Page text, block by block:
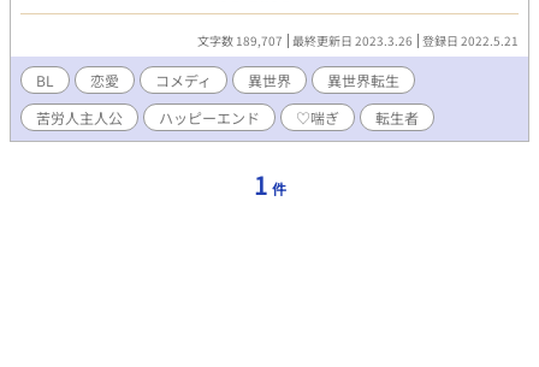
ルフレッドを諦め、王太子アーネストとの玉の輿ルートを選ぶこ
とに。 だけど、着々とアーネストとの距離を縮める僕の前に
唐突に現れたウィルフレッドは、僕にアーネストに近付くなと牽
制してきた。 うまく丸め込んだ僕だったけど、ウィルフレッド
が恋しているのは悪役令息レニオールだと知ってしまって……!?
僕、主人公だよね!?主人公なのに――――――!!!! ※前作『俺を
散々冷遇してた婚約者の王太子が断罪寸前で溺愛してきた話、聞
妊娠世界で、R18は保険です。
文字数 189,707 最終更新日 2023.3.26 登録日 2022.5.21
BL 恋愛 コメディ 異世界
異世界転生
苦労人主人公
ハッピーエンド ♡喘ぎ 転生者
1 件